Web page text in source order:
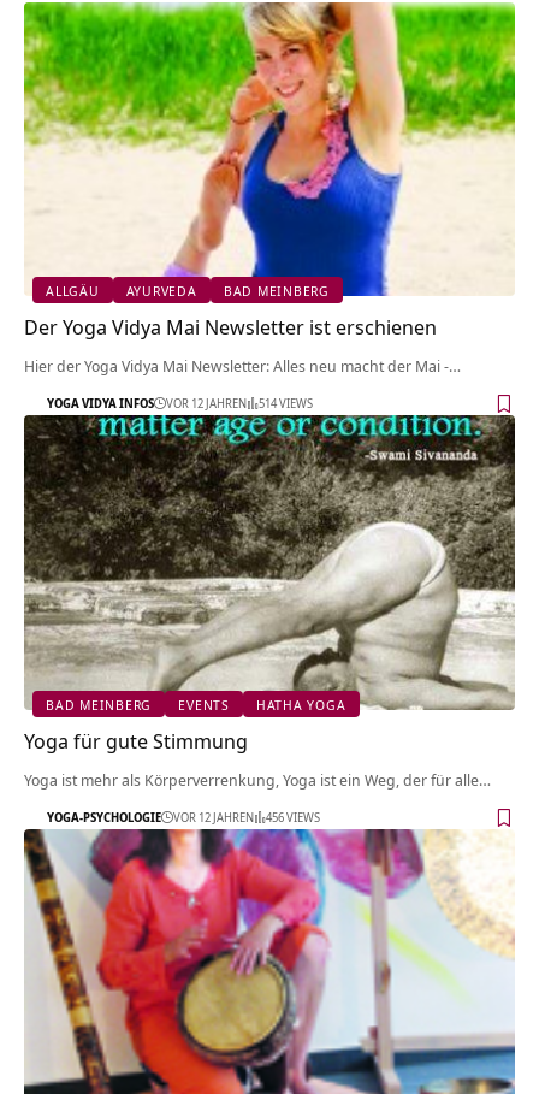
ALLGÄU AYURVEDA BAD MEINBERG
Der Yoga Vidya Mai Newsletter ist erschienen
Hier der Yoga Vidya Mai Newsletter: Alles neu macht der Mai -…
YOGA VIDYA INFOS VOR 12 JAHREN 514 VIEWS
BAD MEINBERG EVENTS HATHA YOGA
Yoga für gute Stimmung
Yoga ist mehr als Körperverrenkung, Yoga ist ein Weg, der für alle…
YOGA-PSYCHOLOGIE VOR 12 JAHREN 456 VIEWS